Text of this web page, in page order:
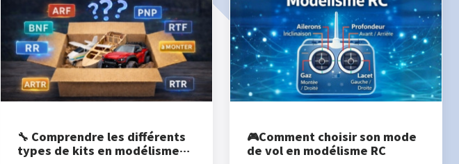
🔧 Comprendre les différents
types de kits en modélisme
🎮Comment choisir son mode
de vol en modélisme RC